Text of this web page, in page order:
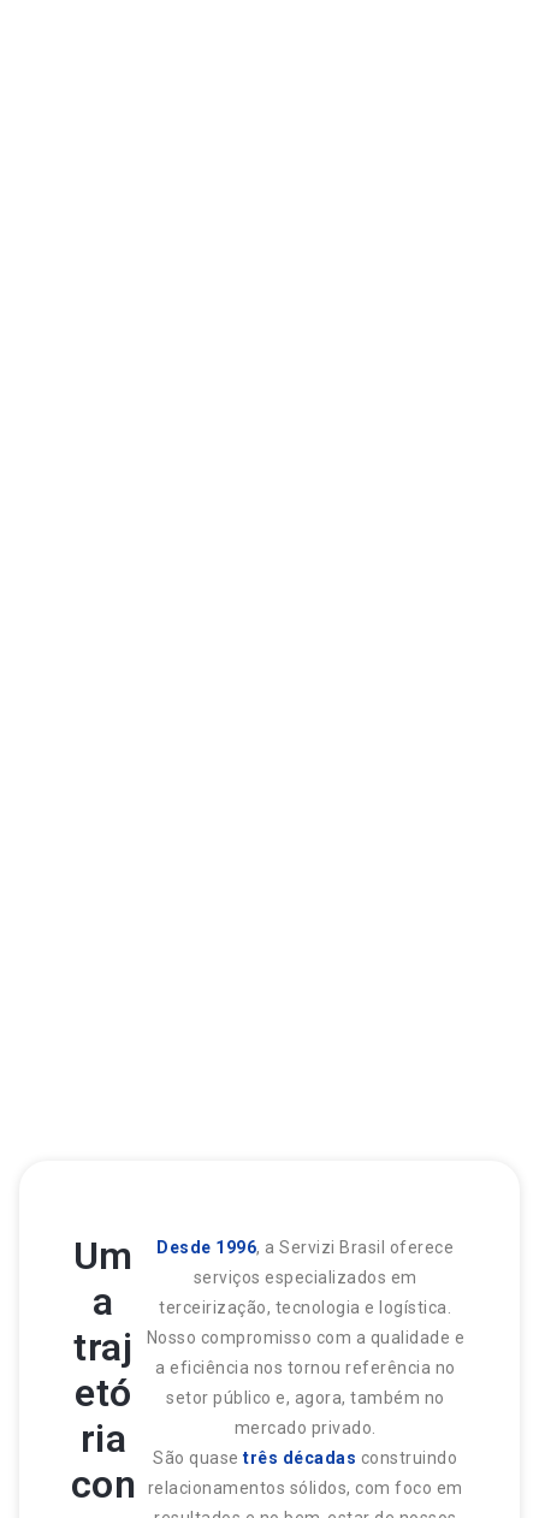
Um
a
traj
etó
ria
con
Desde 1996, a Servizi Brasil oferece
serviços especializados em
terceirização, tecnologia e logística.
Nosso compromisso com a qualidade e
a eficiência nos tornou referência no
setor público e, agora, também no
mercado privado.
São quasetrês décadas construindo
relacionamentos sólidos, com foco em